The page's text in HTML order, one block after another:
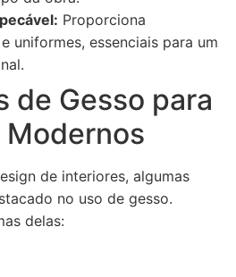
Proporciona
uniformes, essenciais para um
de Gesso para
de interiores, algumas
no uso de gesso.
delas: